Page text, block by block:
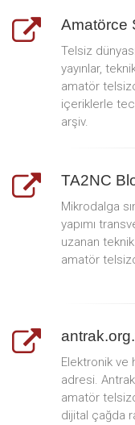
Amatörce
Telsiz
yayınlar,
amatör
içeriklerle
arşiv.
TA2NC
Mikrodalga
yapımı
uzanan
amatör
Elektronik ve
adresi.
amatör
dijital çağda